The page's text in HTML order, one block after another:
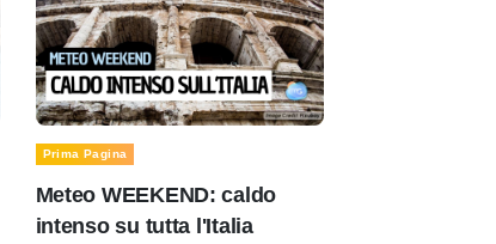
Prima Pagina
Meteo WEEKEND: caldo
intenso su tutta l'Italia